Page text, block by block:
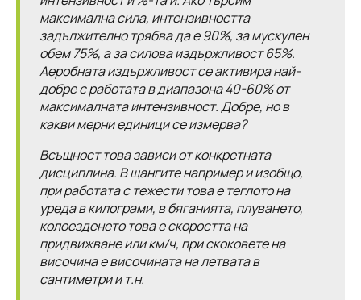
максимална сила, интензивността
задължително трябва да е 90%, за мускулен
обем 75%, а за силова издържливост 65%.
Аеробната издържливост се активира най-
добре с работата в диапазона 40-60% от
максималната интензивност. Добре, но в
какви мерни единици се измерва?
Всъщност това зависи от конкретната
дисциплина. В щангите например и изобщо,
при работата с тежести това е теглото на
уреда в килограми, в бяганията, плуването,
колоезденето това е скоростта на
придвижване или км/ч, при скоковете на
височина е височината на летвата в
сантиметри и т.н.